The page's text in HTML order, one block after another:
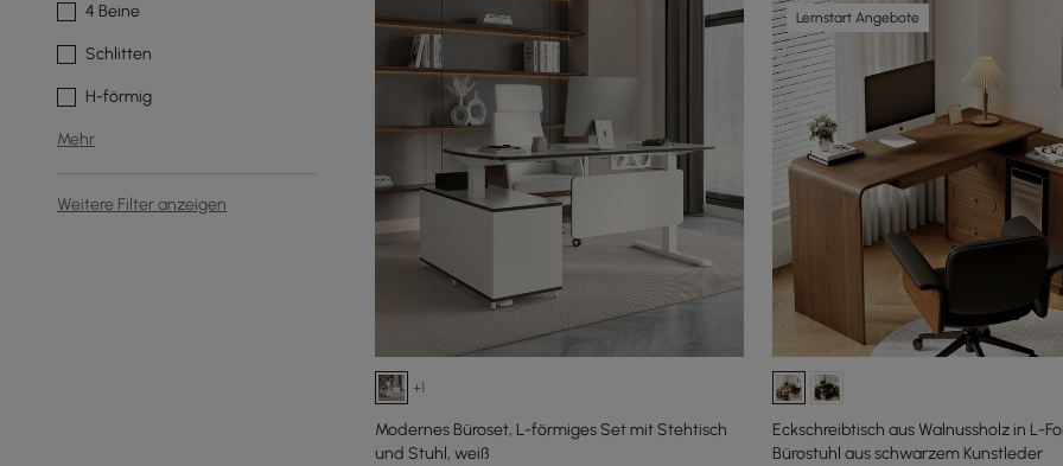
4 Beine
Schlitten
H-förmig
Mehr
Weitere Filter anzeigen
+1
Modernes Büroset, L-förmiges Set mit Stehtisch
und Stuhl, weiß
Lernstart Angebote
Eckschreibtisch aus Walnussholz in L-
Bürostuhl aus schwarzem Kunstleder